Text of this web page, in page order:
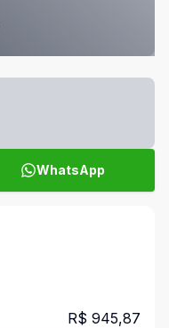
WhatsApp
R$ 945,87